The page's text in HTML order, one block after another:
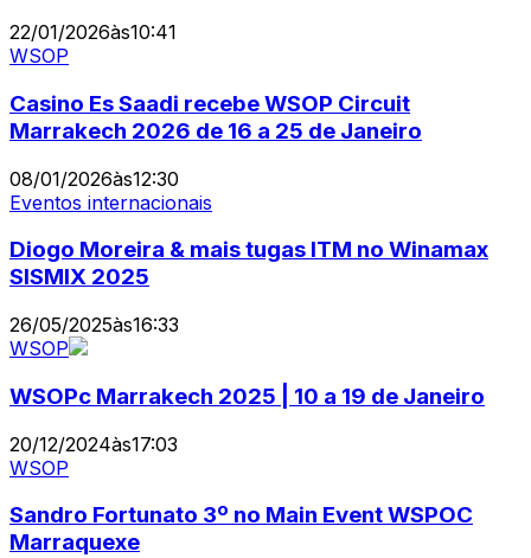
22/01/2026às10:41
WSOP
Casino Es Saadi recebe WSOP Circuit
Marrakech 2026 de 16 a 25 de Janeiro
08/01/2026às12:30
Eventos internacionais
Diogo Moreira & mais tugas ITM no Winamax
SISMIX 2025
26/05/2025às16:33
WSOP
WSOPc Marrakech 2025 | 10 a 19 de Janeiro
20/12/2024às17:03
WSOP
Sandro Fortunato 3º no Main Event WSPOC
Marraquexe